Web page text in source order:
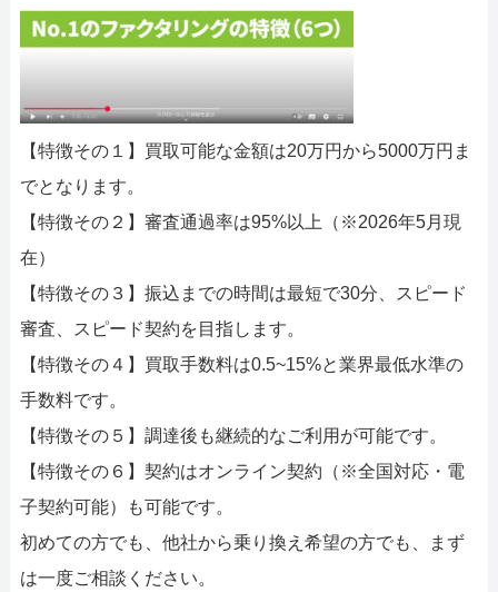
【特徴その１】買取可能な金額は20万円から5000万円ま
でとなります。
【特徴その２】審査通過率は95%以上（※2026年5月現
在）
【特徴その３】振込までの時間は最短で30分、スピード
審査、スピード契約を目指します。
【特徴その４】買取手数料は0.5~15%と業界最低水準の
手数料です。
【特徴その５】調達後も継続的なご利用が可能です。
【特徴その６】契約はオンライン契約（※全国対応・電
子契約可能）も可能です。
初めての方でも、他社から乗り換え希望の方でも、まず
は一度ご相談ください。